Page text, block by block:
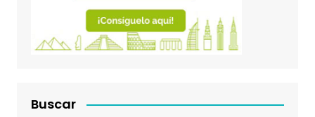
Buscar